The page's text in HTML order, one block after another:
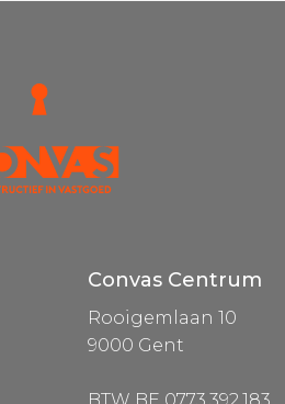
Convas Centrum
Rooigemlaan 10
9000 Gent